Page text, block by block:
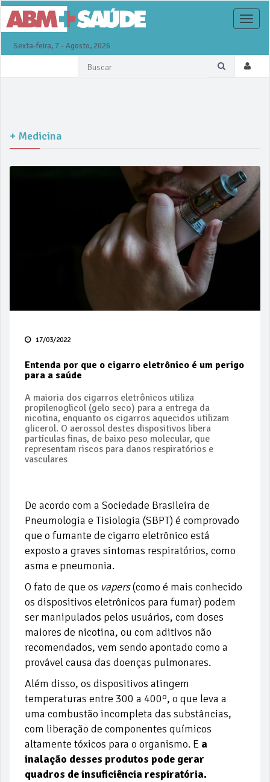
Sexta-feira, 7 - Agosto, 2026
Toggle
+ Medicina
17/03/2022
Entenda por que o cigarro eletrônico é um perigo
para a saúde
A maioria dos cigarros eletrônicos utiliza
propilenoglicol (gelo seco) para a entrega da
nicotina, enquanto os cigarros aquecidos utilizam
glicerol. O aerossol destes dispositivos libera
partículas finas, de baixo peso molecular, que
representam riscos para danos respiratórios e
vasculares
De acordo com a Sociedade Brasileira de
Pneumologia e Tisiologia (SBPT) é comprovado
que o fumante de cigarro eletrônico está
exposto a graves sintomas respiratórios, como
asma e pneumonia.
O fato de que os vapers(como é mais conhecido
os dispositivos eletrônicos para fumar) podem
ser manipulados pelos usuários, com doses
maiores de nicotina, ou com aditivos não
recomendados, vem sendo apontado como a
provável causa das doenças pulmonares.
Além disso, os dispositivos atingem
temperaturas entre 300 a 400º, o que leva a
uma combustão incompleta das substâncias,
com liberação de componentes químicos
altamente tóxicos para o organismo. E a
inalação desses produtos pode gerar
quadros de insuficiência respiratória.